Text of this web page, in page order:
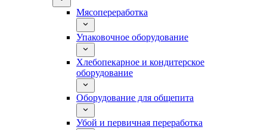
Мясопереработка
Упаковочное оборудование
Хлебопекарное и кондитерское
оборудование
Оборудование для общепита
Убой и первичная переработка